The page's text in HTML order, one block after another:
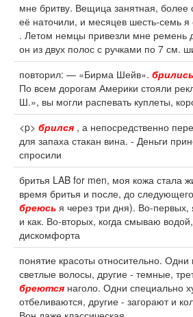
мне бритву. Вещица занятная, более
её наточили, и месяцев шесть-семь
. Летом немцы привезли мне ремень
он из двух полос с ручками по 7 см.
повторил: — «Бирма Шейв». брились
По всем дорогам Америки стояли
Ш.», вы могли распевать куплеты,
<p> брился , а непосредственно
для запаха стакан вина. - Деньги
спросили
бритья LAB for men, моя кожа стала
время бритья и после, до
бреюсь я через три дня). Во-первых,
и как. Во-вторых, когда смываю
дискомфорта
понятие красоты относительно.
светлые волосы, другие - темные,
бреются наголо. Одни специально
отбеливаются, другие - загорают и